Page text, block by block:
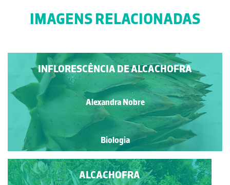
IMAGENS RELACIONADAS
INFLORESCÊNCIA DE ALCACHOFRA
Alexandra Nobre
Biologia
ALCACHOFRA